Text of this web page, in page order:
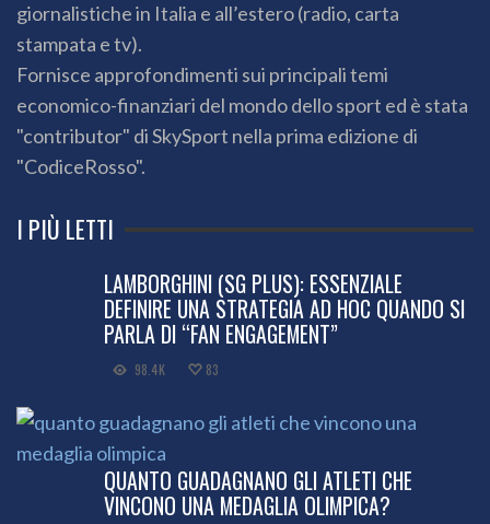
giornalistiche in Italia e all’estero (radio, carta
stampata e tv).
Fornisce approfondimenti sui principali temi
economico-finanziari del mondo dello sport ed è stata
"contributor" di SkySport nella prima edizione di
"CodiceRosso".
I PIÙ LETTI
LAMBORGHINI (SG PLUS): ESSENZIALE
DEFINIRE UNA STRATEGIA AD HOC QUANDO SI
PARLA DI “FAN ENGAGEMENT”
98.4K 83
QUANTO GUADAGNANO GLI ATLETI CHE
VINCONO UNA MEDAGLIA OLIMPICA?